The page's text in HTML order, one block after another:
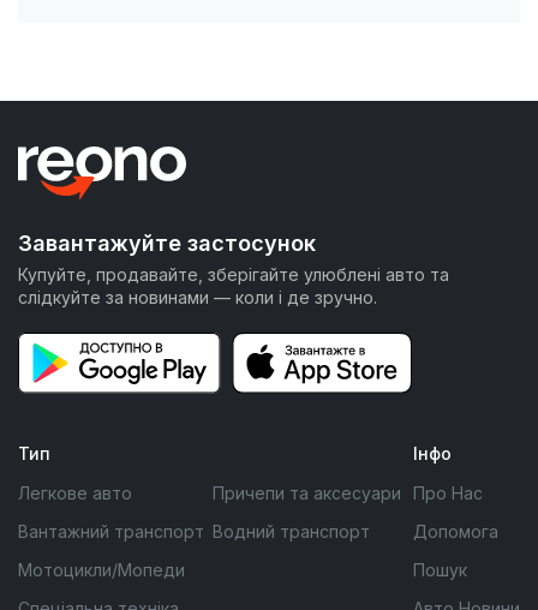
Завантажуйте застосунок
Купуйте, продавайте, зберігайте улюблені авто та
слідкуйте за новинами — коли і де зручно.
Тип
Легкове авто
Вантажний транспорт
Мотоцикли/Мопеди
Причепи та аксесуари
Водний транспорт
Інфо
Про Нас
Допомога
Пошук